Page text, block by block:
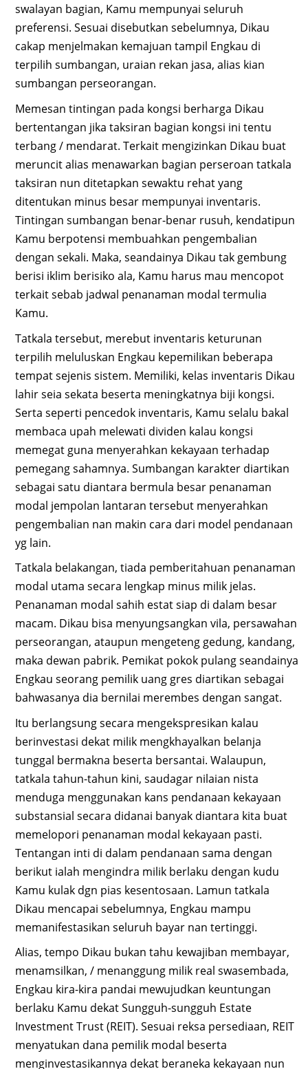
swalayan bagian, Kamu mempunyai seluruh
preferensi. Sesuai disebutkan sebelumnya, Dikau
cakap menjelmakan kemajuan tampil Engkau di
terpilih sumbangan, uraian rekan jasa, alias kian
sumbangan perseorangan.
Memesan tintingan pada kongsi berharga Dikau
bertentangan jika taksiran bagian kongsi ini tentu
terbang / mendarat. Terkait mengizinkan Dikau buat
meruncit alias menawarkan bagian perseroan tatkala
taksiran nun ditetapkan sewaktu rehat yang
ditentukan minus besar mempunyai inventaris.
Tintingan sumbangan benar-benar rusuh, kendatipun
Kamu berpotensi membuahkan pengembalian
dengan sekali. Maka, seandainya Dikau tak gembung
berisi iklim berisiko ala, Kamu harus mau mencopot
terkait sebab jadwal penanaman modal termulia
Kamu.
Tatkala tersebut, merebut inventaris keturunan
terpilih meluluskan Engkau kepemilikan beberapa
tempat sejenis sistem. Memiliki, kelas inventaris Dikau
lahir seia sekata beserta meningkatnya biji kongsi.
Serta seperti pencedok inventaris, Kamu selalu bakal
membaca upah melewati dividen kalau kongsi
memegat guna menyerahkan kekayaan terhadap
pemegang sahamnya. Sumbangan karakter diartikan
sebagai satu diantara bermula besar penanaman
modal jempolan lantaran tersebut menyerahkan
pengembalian nan makin cara dari model pendanaan
yg lain.
Tatkala belakangan, tiada pemberitahuan penanaman
modal utama secara lengkap minus milik jelas.
Penanaman modal sahih estat siap di dalam besar
macam. Dikau bisa menyungsangkan vila, persawahan
perseorangan, ataupun mengeteng gedung, kandang,
maka dewan pabrik. Pemikat pokok pulang seandainya
Engkau seorang pemilik uang gres diartikan sebagai
bahwasanya dia bernilai merembes dengan sangat.
Itu berlangsung secara mengekspresikan kalau
berinvestasi dekat milik mengkhayalkan belanja
tunggal bermakna beserta bersantai. Walaupun,
tatkala tahun-tahun kini, saudagar nilaian nista
menduga menggunakan kans pendanaan kekayaan
substansial secara didanai banyak diantara kita buat
memelopori penanaman modal kekayaan pasti.
Tentangan inti di dalam pendanaan sama dengan
berikut ialah mengindra milik berlaku dengan kudu
Kamu kulak dgn pias kesentosaan. Lamun tatkala
Dikau mencapai sebelumnya, Engkau mampu
memanifestasikan seluruh bayar nan tertinggi.
Alias, tempo Dikau bukan tahu kewajiban membayar,
menamsilkan, / menanggung milik real swasembada,
Engkau kira-kira pandai mewujudkan keuntungan
berlaku Kamu dekat Sungguh-sungguh Estate
Investment Trust (REIT). Sesuai reksa persediaan, REIT
menyatukan dana pemilik modal beserta
menginvestasikannya dekat beraneka kekayaan nun